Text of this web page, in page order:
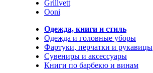
Grillvett
Ooni
Одежда, книги и стиль
Одежда и головные уборы
Фартуки, перчатки и рукавицы
Сувениры и аксессуары
Книги по барбекю и винам